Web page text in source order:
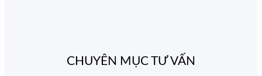
CHUYÊN MỤC TƯ VẤN